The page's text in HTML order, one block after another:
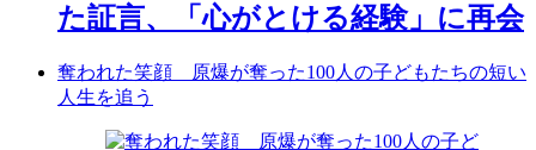
た証言、「心がとける経験」に再会
奪われた笑顔 原爆が奪った100人の子どもたちの短い
人生を追う